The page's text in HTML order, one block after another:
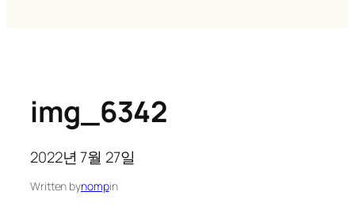
img_6342
2022년 7월 27일
Written bynompin